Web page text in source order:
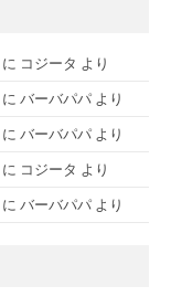
に コジータ より
に バーバパパ より
に バーバパパ より
に コジータ より
に バーバパパ より